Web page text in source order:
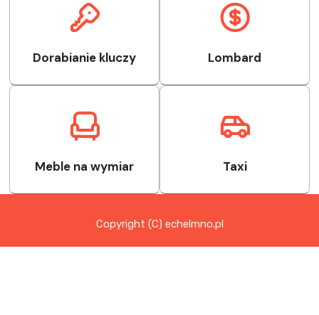
Dorabianie kluczy Lombard
Meble na wymiar Taxi
Copyright (C) echelmno.pl